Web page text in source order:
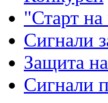
"Старт на
Сигнали
Защита